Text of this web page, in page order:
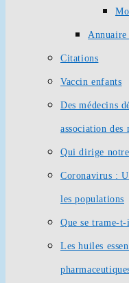
Annuaire
Citations
Vaccin enfants
Des médecins
association des
Qui dirige notre
Coronavirus :
les populations
Que se trame-
Les huiles